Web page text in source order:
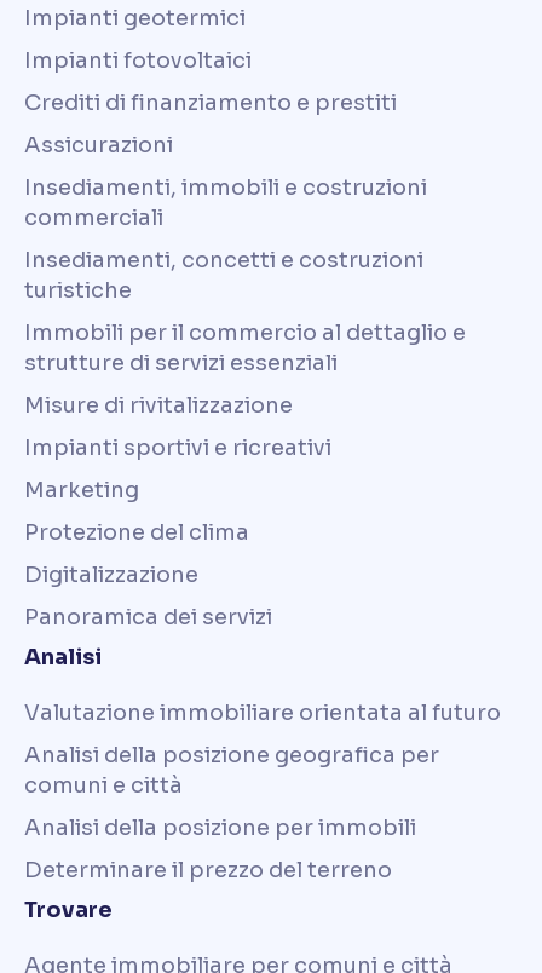
Impianti geotermici
Impianti fotovoltaici
Crediti di finanziamento e prestiti
Assicurazioni
Insediamenti, immobili e costruzioni
commerciali
Insediamenti, concetti e costruzioni
turistiche
Immobili per il commercio al dettaglio e
strutture di servizi essenziali
Misure di rivitalizzazione
Impianti sportivi e ricreativi
Marketing
Protezione del clima
Digitalizzazione
Panoramica dei servizi
Analisi
Valutazione immobiliare orientata al futuro
Analisi della posizione geografica per
comuni e città
Analisi della posizione per immobili
Determinare il prezzo del terreno
Trovare
Agente immobiliare per comuni e città